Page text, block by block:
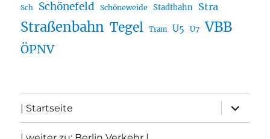
Sch Schönefeld Schöneweide Stadtbahn Stra
Straßenbahn Tegel Tram U5 U7 VBB
ÖPNV
| Startseite
öffnen